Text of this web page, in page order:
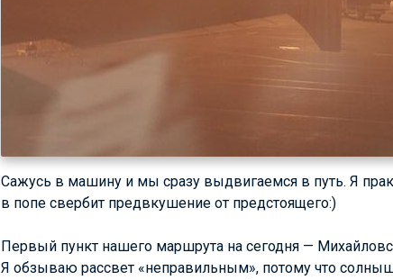
Сажусь в машину и мы сразу выдвигаемся в путь. Я
в попе свербит предвкушение от предстоящего:)
Первый пункт нашего маршрута на сегодня —
Я обзываю рассвет «неправильным», потому что